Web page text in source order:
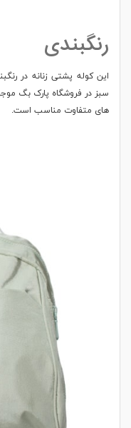
رنگبندی
این کوله پشتی زنانه در
سبز در فروشگاه پارک بگ
های متفاوت مناسب است.